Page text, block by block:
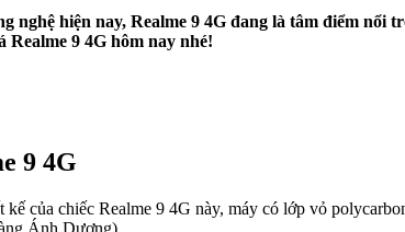
nghệ hiện nay, Realme 9 4G đang là tâm điểm
Realme 9 4G hôm nay nhé!
9 4G
của chiếc Realme 9 4G này, máy có lớp vỏ
Ánh Dương).